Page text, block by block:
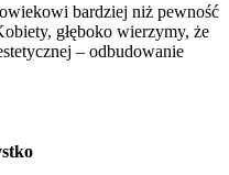
bardziej niż pewność
głęboko wierzymy, że
– odbudowanie